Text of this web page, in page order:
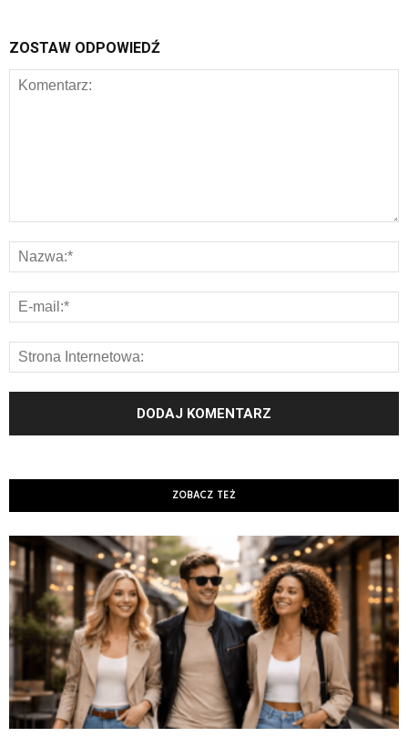
ZOSTAW ODPOWIEDŹ
ZOBACZ TEŻ